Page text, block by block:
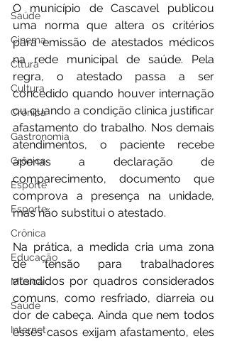
Saúde
Cinema
Cltura
Cultura
Crônica
Gastronomia
Crônica
Esporte
Esporte
Crônica
Educação
Música
Saúde
Internet
O município de Cascavel publicou
uma norma que altera os critérios
para emissão de atestados médicos
na rede municipal de saúde. Pela
regra, o atestado passa a ser
concedido quando houver internação
ou quando a condição clínica justificar
afastamento do trabalho. Nos demais
atendimentos, o paciente recebe
apenas a declaração de
comparecimento, documento que
comprova a presença na unidade,
mas não substitui o atestado.
Na prática, a medida cria uma zona
de tensão para trabalhadores
atendidos por quadros considerados
comuns, como resfriado, diarreia ou
dor de cabeça. Ainda que nem todos
esses casos exijam afastamento, eles